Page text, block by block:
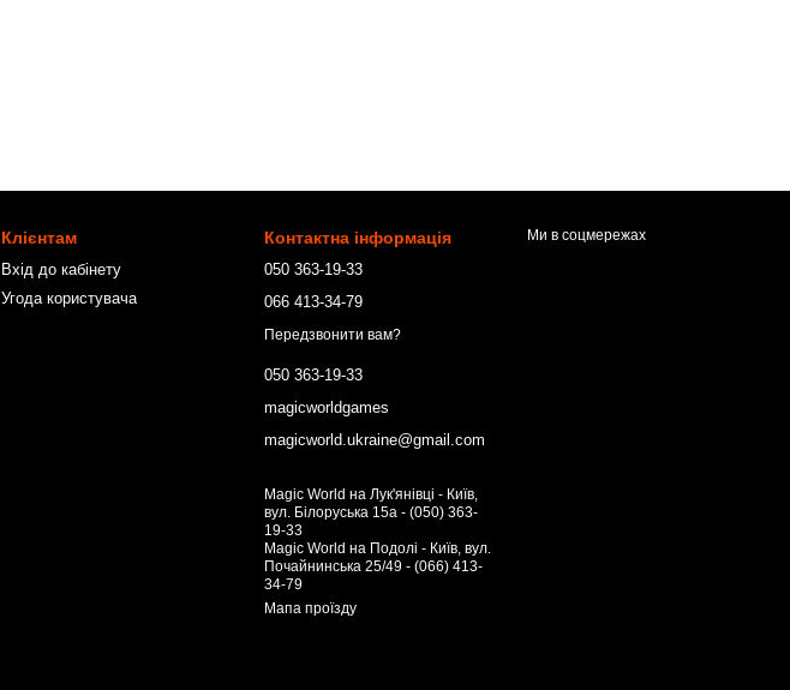
Клієнтам
Вхід до кабінету
Угода користувача
Контактна інформація
050 363-19-33
066 413-34-79
Передзвонити вам?
050 363-19-33
magicworldgames
magicworld.ukraine@gmail.com
Magic World на Лук'янівці - Київ,
вул. Білоруська 15а - (050) 363-
19-33
Magic World на Подолі - Київ, вул.
Почайнинська 25/49 - (066) 413-
34-79
Мапа проїзду
Ми в соцмережах